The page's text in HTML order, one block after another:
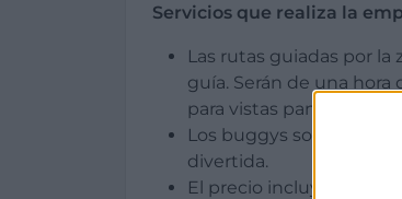
Servicios que realiza la
Las rutas guiadas por
guía. Serán de una
para vistas panorámicas.
Los buggys son
divertida.
El precio incluye: